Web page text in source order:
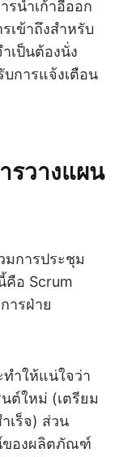
รนำเก้าอี้ออก
เข้าถึงสำหรับ
เป็นต้องนั่ง
การแจ้งเตือน
รวางแผน
การประชุม
อ Scrum
ารฝ่าย
ทำให้แน่ใจว่า
ต์ใหม่ (เตรียม
เร็จ) ส่วน
ของผลิตภัณฑ์